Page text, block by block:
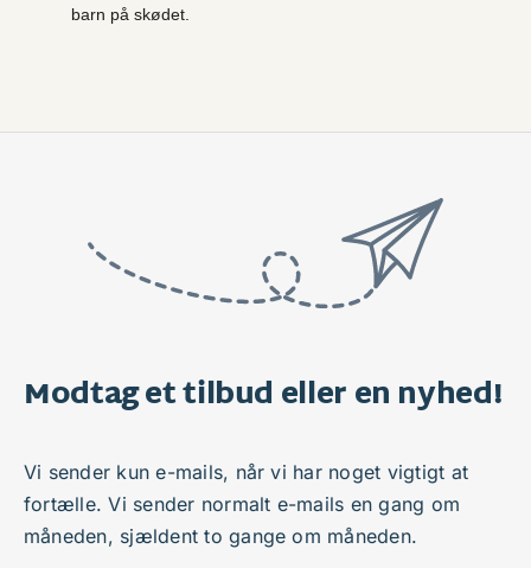
barn på skødet.
Modtag et tilbud eller en nyhed!
Vi sender kun e-mails, når vi har noget vigtigt at
fortælle. Vi sender normalt e-mails en gang om
måneden, sjældent to gange om måneden.